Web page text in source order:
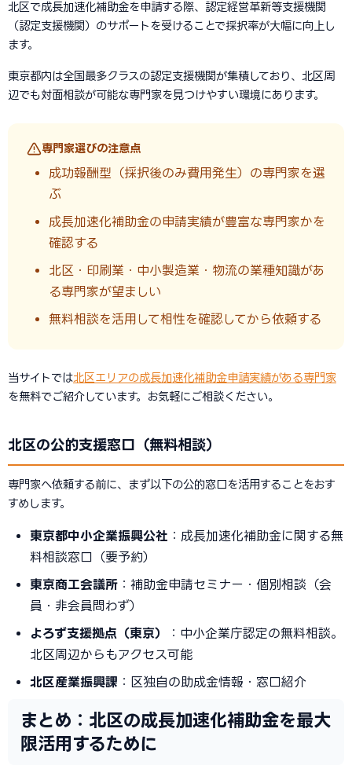
北区で成長加速化補助金を申請する際、認定経営革新等支援機関
（認定支援機関）のサポートを受けることで採択率が大幅に向上し
ます。
東京都内は全国最多クラスの認定支援機関が集積しており、北区周
辺でも対面相談が可能な専門家を見つけやすい環境にあります。
専門家選びの注意点
成功報酬型（採択後のみ費用発生）の専門家を選
ぶ
成長加速化補助金の申請実績が豊富な専門家かを
確認する
北区・印刷業・中小製造業・物流の業種知識があ
る専門家が望ましい
無料相談を活用して相性を確認してから依頼する
当サイトでは北区エリアの成長加速化補助金申請実績がある専門家
を無料でご紹介しています。お気軽にご相談ください。
北区の公的支援窓口（無料相談）
専門家へ依頼する前に、まず以下の公的窓口を活用することをおす
すめします。
東京都中小企業振興公社 ：成長加速化補助金に関する無
料相談窓口（要予約）
東京商工会議所 ：補助金申請セミナー・個別相談（会
員・非会員問わず）
よろず支援拠点（東京）
：中小企業庁認定の無料相談。
北区周辺からもアクセス可能
北区産業振興課 ：区独自の助成金情報・窓口紹介
まとめ：北区の成長加速化補助金を最大
限活用するために